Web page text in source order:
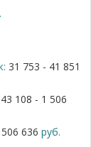
31 753 - 41 851
108 - 1 506
636 руб.